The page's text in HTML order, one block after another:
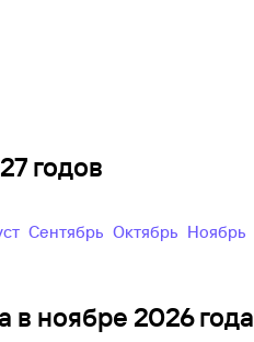
годов
Сентябрь Октябрь Ноябрь
в ноябре 2026 года